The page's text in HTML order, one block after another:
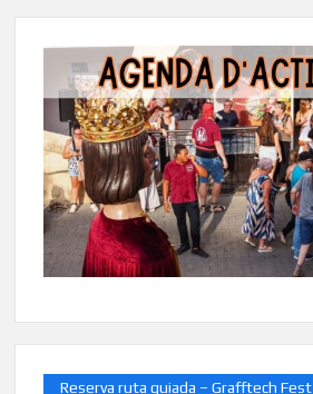
Reserva ruta guiada – Grafftech Fest